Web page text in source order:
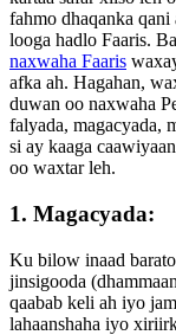
fahmo dhaqanka
looga hadlo Faaris.
naxwaha Faaris
afka ah. Hagahan,
duwan oo naxwaha
falyada, magacyada,
si ay kaaga
oo waxtar leh.
1. Magacyada:
Ku bilow inaad barato
jinsigooda
qaabab keli ah iyo
lahaanshaha iyo